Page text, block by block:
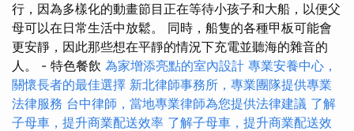
行，因為多樣化的動畫節目正在等待小孩子和大船，以便父
母可以在日常生活中放鬆。 同時，船隻的各種甲板可能會
更安靜，因此那些想在平靜的情況下充電並聽海的雜音的
人。 - 特色餐飲 為家增添亮點的室內設計 專業安養中心，
關懷長者的最佳選擇 新北律師事務所，專業團隊提供專業
法律服務 台中律師，當地專業律師為您提供法律建議 了解
子母車，提升商業配送效率 了解子母車，提升商業配送效